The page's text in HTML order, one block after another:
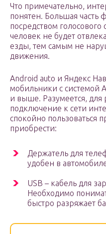
Что примечательно,
понятен. Большая часть
посредством
человек не будет
езды, тем самым не
движения.
Android auto и Яндекс
мобильники с системой
и выше. Разумеется, для
подключение к сети
спокойно пользоваться
приобрести:
Держатель для
удобен в
USB – кабель для
Необходимо
быстро разряжает